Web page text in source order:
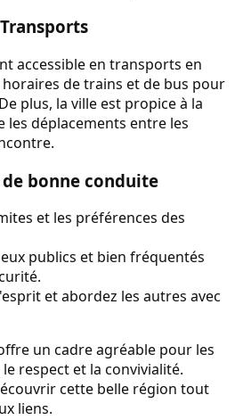
Transports
accessible en transports en
de trains et de bus pour
plus, la ville est propice à la
les déplacements entre les
de bonne conduite
et les préférences des
publics et bien fréquentés
et abordez les autres avec
un cadre agréable pour les
respect et la convivialité.
cette belle région tout
liens.